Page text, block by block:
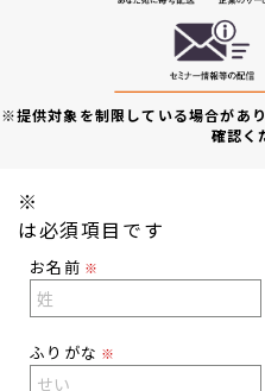
※提供対象を制限している場合があ
確認く
※
は必須項目です
お名前 ※
ふりがな ※